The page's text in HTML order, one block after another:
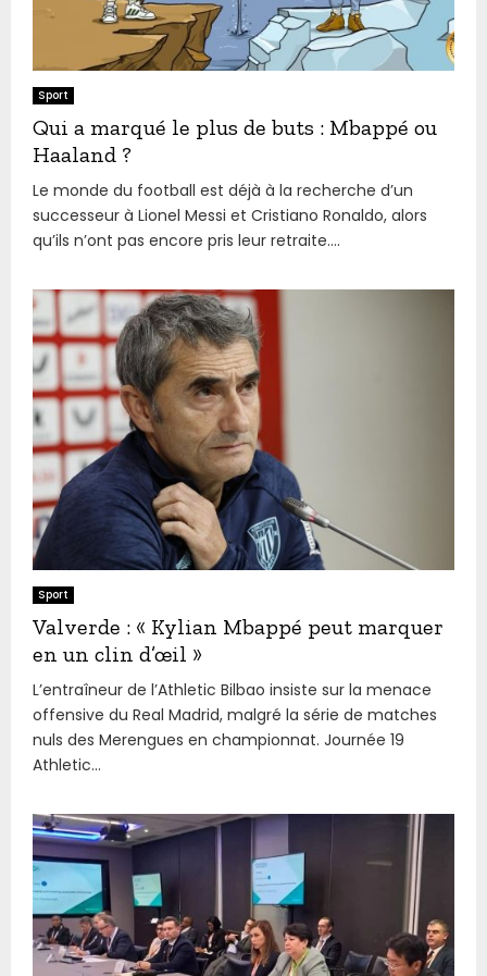
Sport
Qui a marqué le plus de buts : Mbappé ou
Haaland ?
Le monde du football est déjà à la recherche d’un
successeur à Lionel Messi et Cristiano Ronaldo, alors
qu’ils n’ont pas encore pris leur retraite....
Sport
Valverde : « Kylian Mbappé peut marquer
en un clin d’œil »
L’entraîneur de l’Athletic Bilbao insiste sur la menace
offensive du Real Madrid, malgré la série de matches
nuls des Merengues en championnat. Journée 19
Athletic...